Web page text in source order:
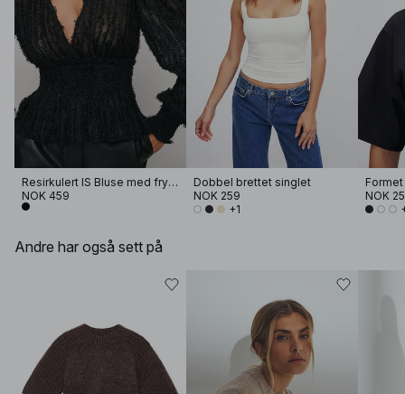
Resirkulert lS Bluse med frynsete krage
NOK 459
Dobbel brettet singlet
NOK 259
+1
NOK
Andre har også sett på